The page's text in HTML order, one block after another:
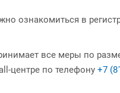
ознакомиться в
все меры по
центре по телефону +7